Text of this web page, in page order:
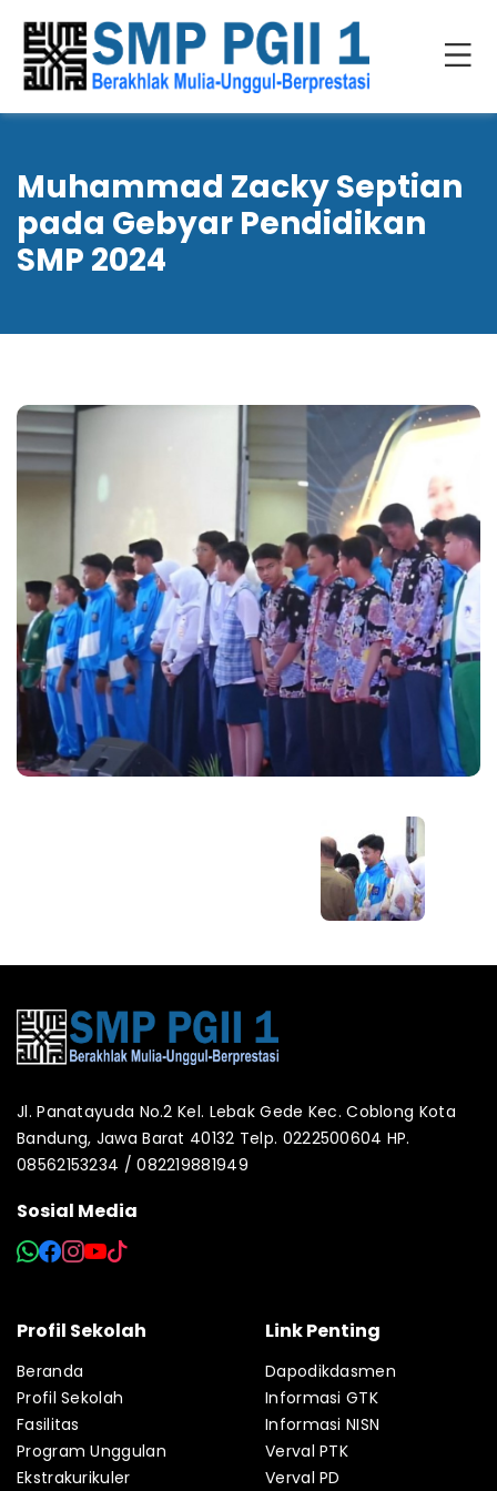
Muhammad Zacky Septian
pada Gebyar Pendidikan
SMP 2024
Jl. Panatayuda No.2 Kel. Lebak Gede Kec. Coblong Kota
Bandung, Jawa Barat 40132 Telp. 0222500604 HP.
08562153234 / 082219881949
Sosial Media
Profil Sekolah
Beranda
Profil Sekolah
Fasilitas
Program Unggulan
Ekstrakurikuler
Link Penting
Dapodikdasmen
Informasi GTK
Informasi NISN
Verval PTK
Verval PD